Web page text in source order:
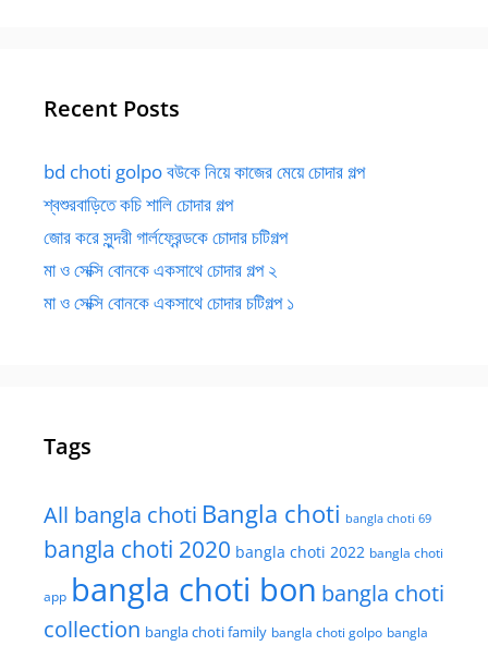
Recent Posts
bd choti golpo বউকে নিয়ে কাজের মেয়ে চোদার গল্প
শ্বশুরবাড়িতে কচি শালি চোদার গল্প
জোর করে সুন্দরী গার্লফ্রেন্ডকে চোদার চটিগল্প
মা ও সেক্সি বোনকে একসাথে চোদার গল্প ২
মা ও সেক্সি বোনকে একসাথে চোদার চটিগল্প ১
Tags
All bangla choti Bangla choti bangla choti 69
bangla choti 2020 bangla choti 2022 bangla choti
app bangla choti bon bangla choti
collection bangla choti family bangla choti golpo bangla